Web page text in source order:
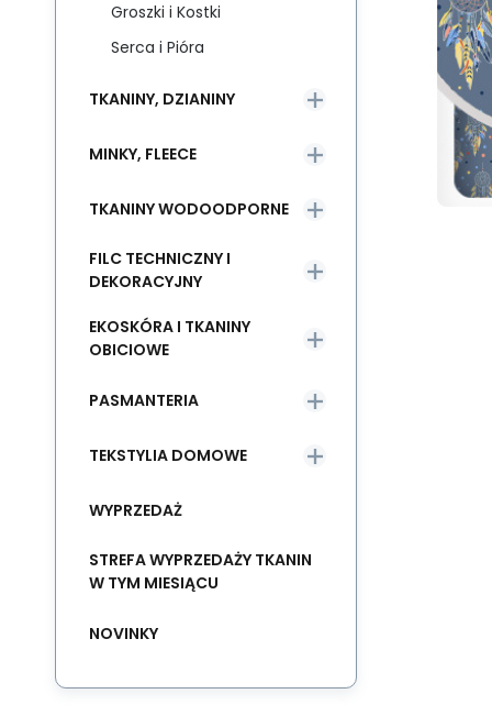
Groszki i Kostki
Serca i Pióra
TKANINY, DZIANINY
MINKY, FLEECE
TKANINY WODOODPORNE
FILC TECHNICZNY I
DEKORACYJNY
EKOSKÓRA I TKANINY
OBICIOWE
PASMANTERIA
TEKSTYLIA DOMOWE
WYPRZEDAŻ
STREFA WYPRZEDAŻY TKANIN
W TYM MIESIĄCU
NOVINKY